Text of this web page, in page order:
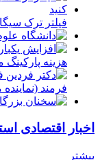
فیلتر ترک
هزینه
فرمند
اخبار اقتصادی
بیشتر